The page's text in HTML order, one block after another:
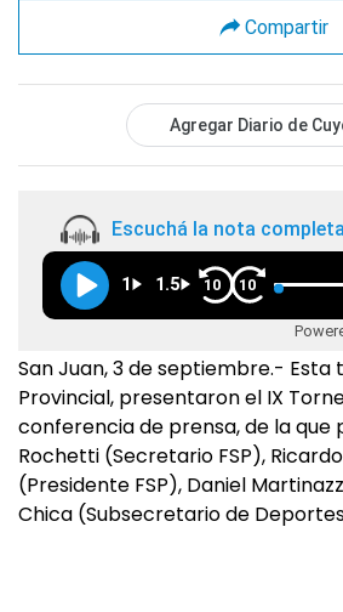
Compartir
Agregar Diario de
Escuchá la nota completa
1 1.5 10 10
San Juan, 3 de septiembre.- Esta
Provincial, presentaron el IX
conferencia de prensa, de la que
Rochetti (Secretario FSP),
(Presidente FSP), Daniel
Chica (Subsecretario de